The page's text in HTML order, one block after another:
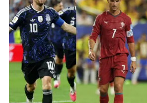
Deportes
Tabla goleadores Mundial:
responde, revés a CR7 y
Bota de Oro
Lesly Gutiérrez